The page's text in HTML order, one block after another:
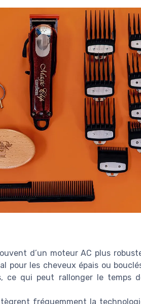
d’un moteur AC plus
pour les cheveux épais ou
ce qui peut rallonger le temps
fréquemment la